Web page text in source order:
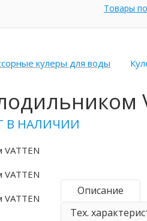
Товары
кулеры для воды
В НАЛИЧИИ
Описание
Тех.